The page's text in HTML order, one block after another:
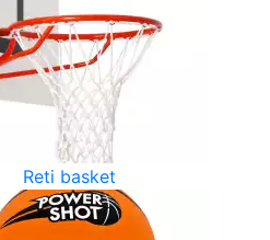
Reti basket